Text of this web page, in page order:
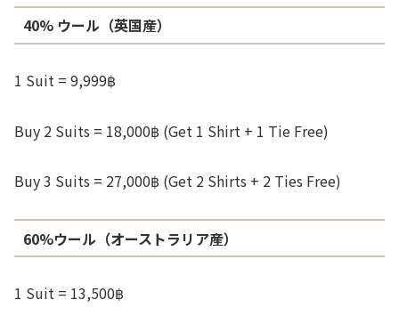
40% ウール（英国産）
1 Suit = 9,999฿
Buy 2 Suits = 18,000฿ (Get 1 Shirt + 1 Tie Free)
Buy 3 Suits = 27,000฿ (Get 2 Shirts + 2 Ties Free)
60%ウール（オーストラリア産）
1 Suit = 13,500฿